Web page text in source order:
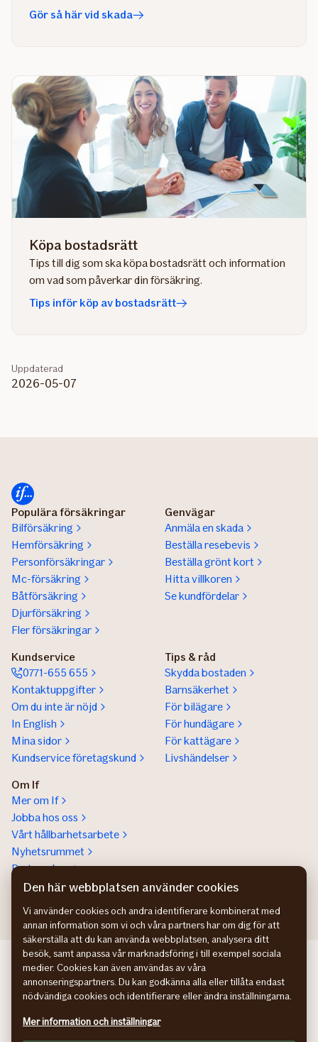
Gör så här vid skada
Köpa bostadsrätt
Tips till dig som ska köpa bostadsrätt och information
om vad som påverkar din försäkring.
Tips inför köp av bostadsrätt
Uppdaterad
2026-05-07
Populära försäkringar
Bilförsäkring
Hemförsäkring
Personförsäkringar
Mc-försäkring
Båtförsäkring
Djurförsäkring
Fler försäkringar
Genvägar
Anmäla en skada
Beställa resebevis
Beställa grönt kort
Hitta villkoren
Se kundfördelar
Kundservice
0771-655 655
Kontaktuppgifter
Om du inte är nöjd
In English
Mina sidor
Kundservice företagskund
Tips & råd
Skydda bostaden
Barnsäkerhet
För bilägare
För hundägare
För kattägare
Livshändelser
Om If
Mer om If
Jobba hos oss
Vårt hållbarhetsarbete
Nyhetsrummet
Partnerskap
Help a lot award
If Skadeforsikring NO
If Skadeforsikring DK
If Vahinkovakuutus FI
Information om tillgänglighet
Den här webbplatsen använder cookies
Vi använder cookies och andra identifierare kombinerat med
annan information som vi och våra partners har om dig för att
säkerställa att du kan använda webbplatsen, analysera ditt
besök, samt anpassa vår marknadsföring i till exempel sociala
medier. Cookies kan även användas av våra
annonseringspartners. Du kan godkänna alla eller tillåta endast
nödvändiga cookies och identifierare eller ändra inställningarna.
Mer information och inställningar